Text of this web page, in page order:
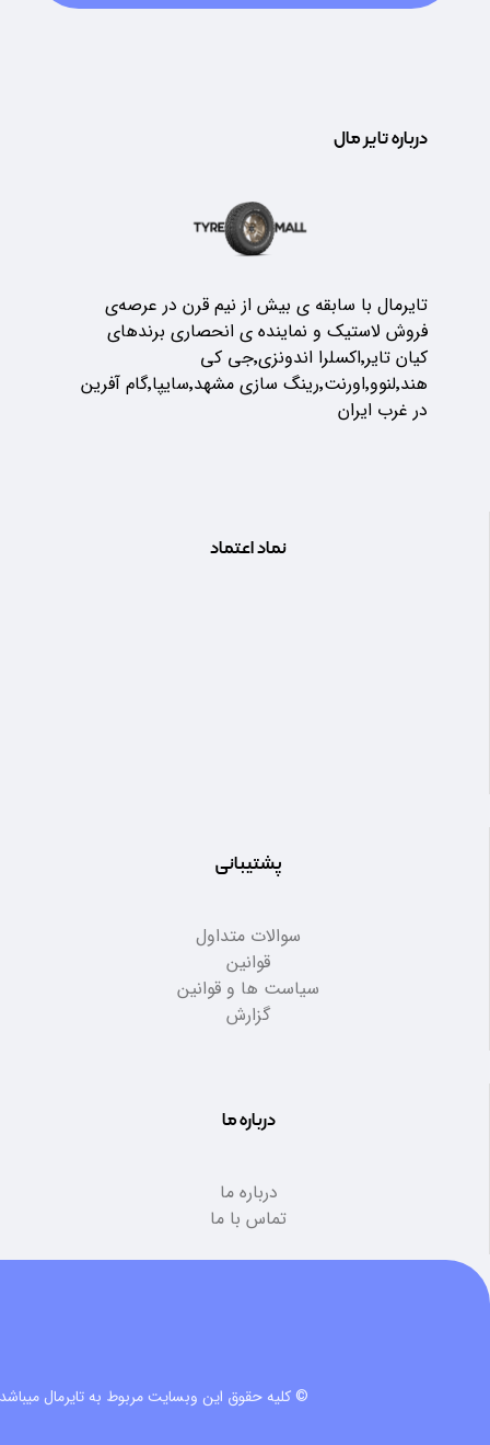
درباره تایر مال
تایرمال با سابقه ی بیش از نیم قرن در عرصه‌ی
فروش لاستیک و نماینده ی انحصاری برندهای
کیان تایر٬اکسلرا اندونزی٬جی کی
هند٬لنوو٬اورنت٬رینگ سازی مشهد٬سایپا٬گام آفرین
در غرب ایران
نماد اعتماد
پشتیبانی
سوالات متداول
قوانین
سیاست ها و قوانین
گزارش
درباره ما
درباره ما
تماس با ما
© کلیه حقوق این وبسایت مربوط به تایرمال